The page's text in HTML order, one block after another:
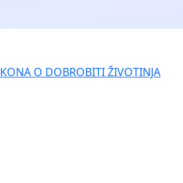
O DOBROBITI ŽIVOTINJA